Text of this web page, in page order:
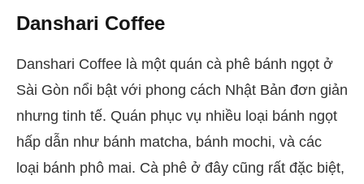
Danshari Coffee
Danshari Coffee là một quán cà phê bánh ngọt ở
Sài Gòn nổi bật với phong cách Nhật Bản đơn giản
nhưng tinh tế. Quán phục vụ nhiều loại bánh ngọt
hấp dẫn như bánh matcha, bánh mochi, và các
loại bánh phô mai. Cà phê ở đây cũng rất đặc biệt,